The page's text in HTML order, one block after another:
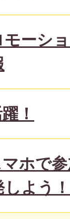
ーシ
！
マホで
よう！